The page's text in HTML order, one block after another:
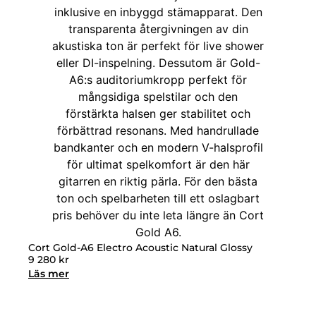
Cort Gold-A6 Electro Acoustic Natural Glossy
9 280 kr
Läs mer